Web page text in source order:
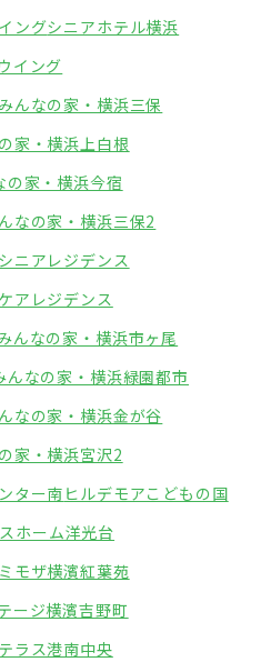
ングシニアホテル横浜
イング
みんなの家・横浜三保
家・横浜上白根
の家・横浜今宿
なの家・横浜三保2
ニアレジデンス
アレジデンス
んなの家・横浜市ヶ尾
んなの家・横浜緑園都市
なの家・横浜金が谷
家・横浜宮沢2
ター南ヒルデモアこどもの国
ホーム洋光台
ミモザ横濱紅葉苑
ージ横濱吉野町
ラス港南中央